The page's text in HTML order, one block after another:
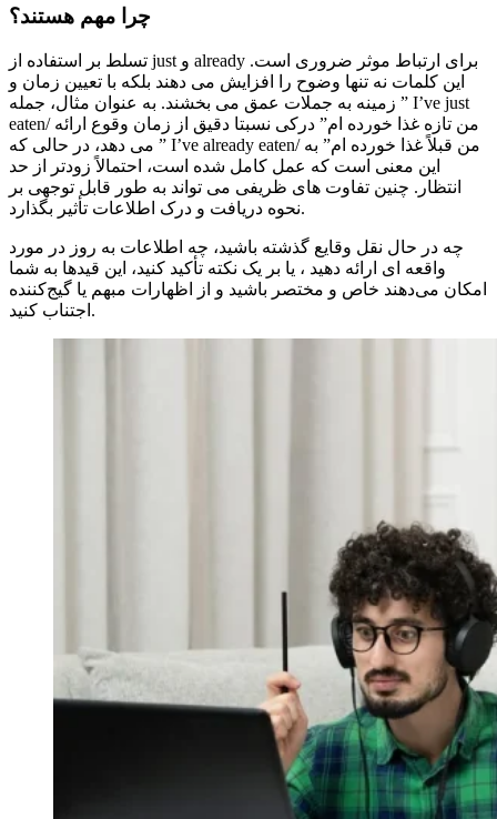
چرا مهم هستند؟
تسلط بر استفاده از just و already برای ارتباط موثر ضروری است.
این کلمات نه تنها وضوح را افزایش می دهند بلکه با تعیین زمان و
زمینه به جملات عمق می بخشند. به عنوان مثال، جمله ” I’ve just
eaten/ من تازه غذا خورده ام” درکی نسبتا دقیق از زمان وقوع ارائه
می دهد، در حالی که ” I’ve already eaten/ من قبلاً غذا خورده ام” به
این معنی است که عمل کامل شده است، احتمالاً زودتر از حد
انتظار. چنین تفاوت های ظریفی می تواند به طور قابل توجهی بر
نحوه دریافت و درک اطلاعات تأثیر بگذارد.
چه در حال نقل وقایع گذشته باشید، چه اطلاعات به روز در مورد
واقعه ای ارائه دهید ، یا بر یک نکته تأکید کنید، این قیدها به شما
امکان می‌دهند خاص و مختصر باشید و از اظهارات مبهم یا گیج‌کننده
اجتناب کنید.